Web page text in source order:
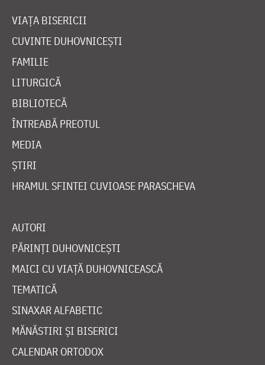
VIAȚA BISERICII
CUVINTE DUHOVNICEȘTI
FAMILIE
LITURGICĂ
BIBLIOTECĂ
ÎNTREABĂ PREOTUL
MEDIA
ȘTIRI
HRAMUL SFINTEI CUVIOASE PARASCHEVA
AUTORI
PĂRINȚI DUHOVNICEȘTI
MAICI CU VIAȚĂ DUHOVNICEASCĂ
TEMATICĂ
SINAXAR ALFABETIC
MĂNĂSTIRI ȘI BISERICI
CALENDAR ORTODOX